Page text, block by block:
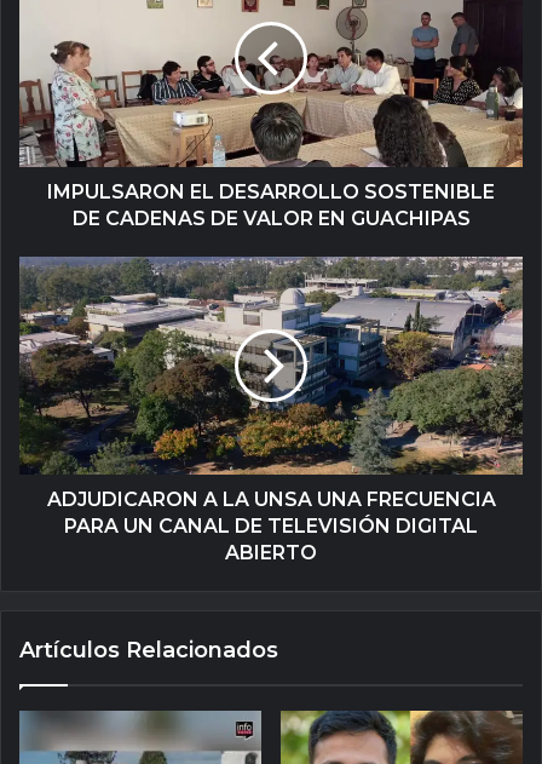
IMPULSARON EL DESARROLLO SOSTENIBLE
DE CADENAS DE VALOR EN GUACHIPAS
ADJUDICARON A LA UNSA UNA FRECUENCIA
PARA UN CANAL DE TELEVISIÓN DIGITAL
ABIERTO
Artículos Relacionados